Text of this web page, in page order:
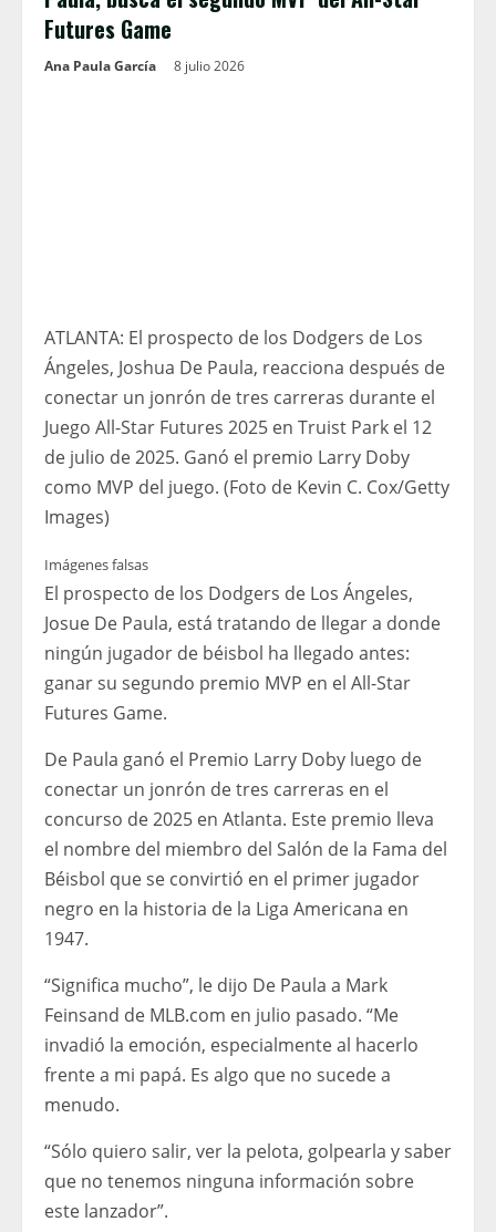
Futures Game
Ana Paula García 8 julio 2026
ATLANTA: El prospecto de los Dodgers de Los
Ángeles, Joshua De Paula, reacciona después de
conectar un jonrón de tres carreras durante el
Juego All-Star Futures 2025 en Truist Park el 12
de julio de 2025. Ganó el premio Larry Doby
como MVP del juego. (Foto de Kevin C. Cox/Getty
Images)
Imágenes falsas
El prospecto de los Dodgers de Los Ángeles,
Josue De Paula, está tratando de llegar a donde
ningún jugador de béisbol ha llegado antes:
ganar su segundo premio MVP en el All-Star
Futures Game.
De Paula ganó el Premio Larry Doby luego de
conectar un jonrón de tres carreras en el
concurso de 2025 en Atlanta. Este premio lleva
el nombre del miembro del Salón de la Fama del
Béisbol que se convirtió en el primer jugador
negro en la historia de la Liga Americana en
1947.
“Significa mucho”, le dijo De Paula a Mark
Feinsand de MLB.com en julio pasado. “Me
invadió la emoción, especialmente al hacerlo
frente a mi papá. Es algo que no sucede a
menudo.
“Sólo quiero salir, ver la pelota, golpearla y saber
que no tenemos ninguna información sobre
este lanzador”.